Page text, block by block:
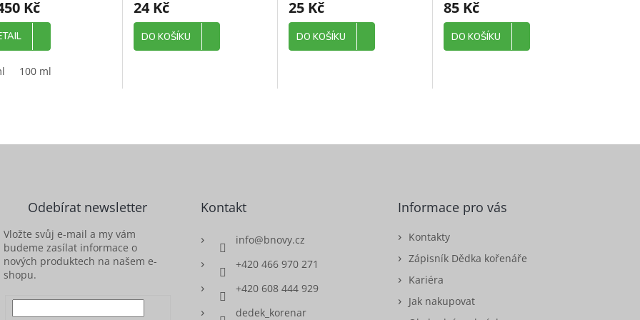
Kč
100 ml
produktu
je
5,0
z
24 Kč
DO KOŠÍKU
25 Kč
DO KOŠÍKU
85 Kč
DO KOŠÍKU
Odebírat newsletter
Vložte svůj e-mail a my vám
budeme zasílat informace o
nových produktech na našem e-
shopu.
Kontakt
info@bnovy.cz
+420 466 970 271
+420 608 444 929
dedek_korenar
Informace pro vás
Kontakty
Zápisník Dědka kořenáře
Kariéra
Jak nakupovat